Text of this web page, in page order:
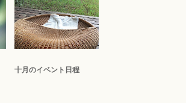
十月のイベント日程